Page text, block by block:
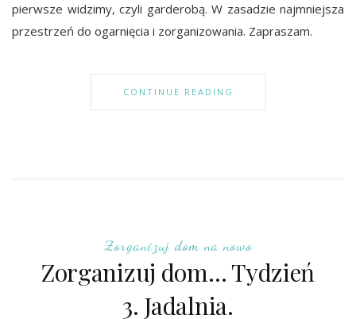
pierwsze widzimy, czyli garderobą. W zasadzie najmniejsza
przestrzeń do ogarnięcia i zorganizowania. Zapraszam.
CONTINUE READING
Zorganizuj dom na nowo
Zorganizuj dom… Tydzień
3. Jadalnia.